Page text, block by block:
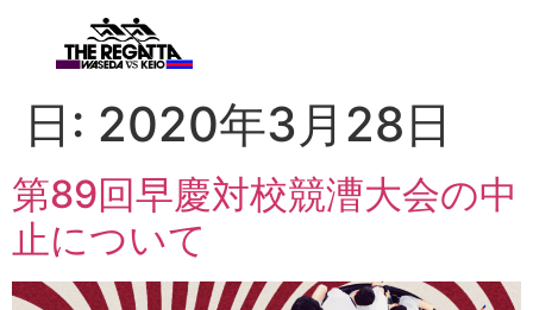
日: 2020年3月28日
第89回早慶対校競漕大会の中
止について​